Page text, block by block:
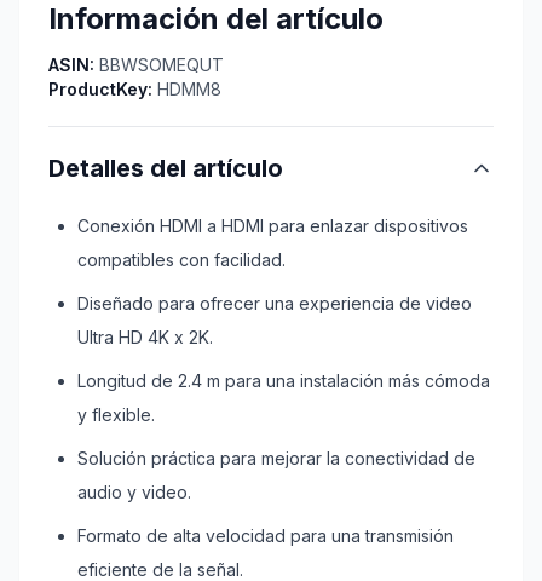
Información del artículo
ASIN: BBWSOMEQUT
ProductKey: HDMM8
Detalles del artículo
Conexión HDMI a HDMI para enlazar dispositivos
compatibles con facilidad.
Diseñado para ofrecer una experiencia de video
Ultra HD 4K x 2K.
Longitud de 2.4 m para una instalación más cómoda
y flexible.
Solución práctica para mejorar la conectividad de
audio y video.
Formato de alta velocidad para una transmisión
eficiente de la señal.